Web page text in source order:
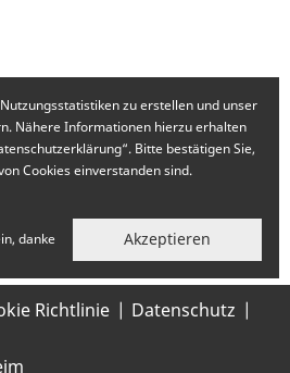
Richtlinie
Datenschutz
zu erstellen und unser
Nähere Informationen hierzu erhalten
Bitte bestätigen Sie,
Cookies einverstanden sind.
danke Akzeptieren